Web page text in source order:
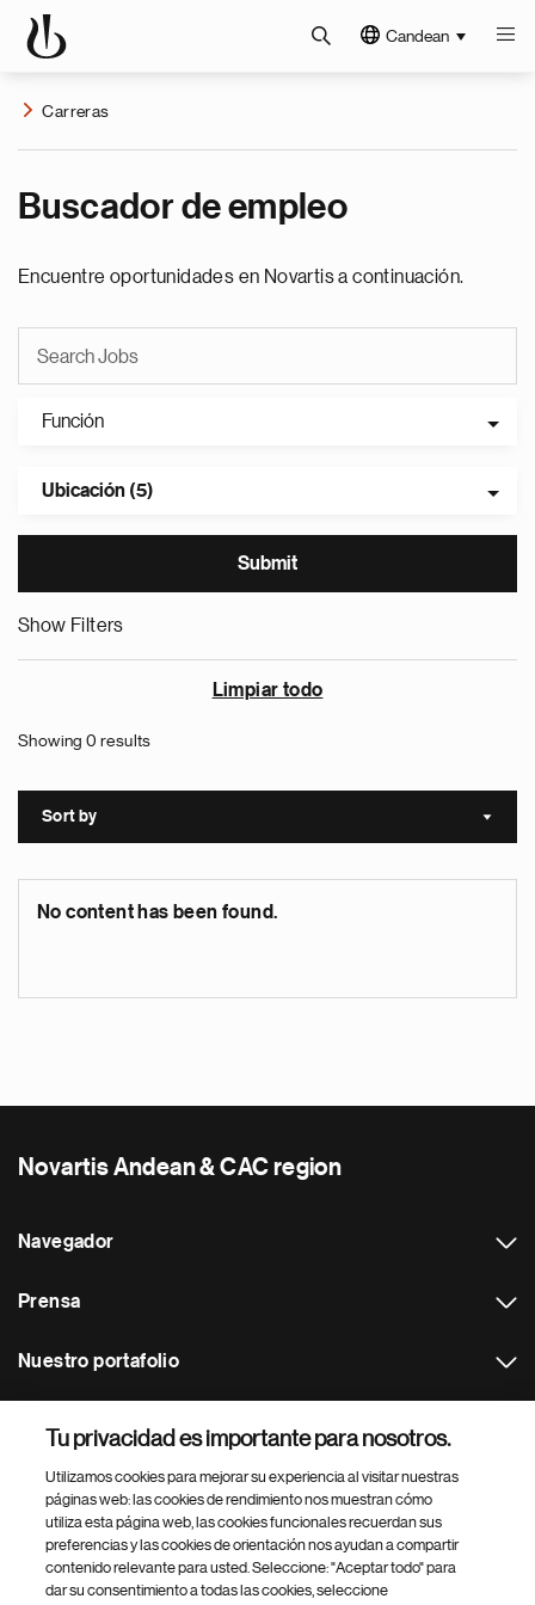
Candean
Carreras
Buscador de empleo
Encuentre oportunidades en Novartis a continuación.
Función
Ubicación (5)
Show Filters
Limpiar todo
Showing 0 results
Sort by Sort
No content has been found.
Novartis Andean & CAC region
Navegador
Prensa
Nuestro portafolio
Footer Site Search
Tu privacidad es importante para nosotros.
Utilizamos cookies para mejorar su experiencia al visitar nuestras
páginas web: las cookies de rendimiento nos muestran cómo
utiliza esta página web, las cookies funcionales recuerdan sus
preferencias y las cookies de orientación nos ayudan a compartir
contenido relevante para usted. Seleccione: "Aceptar todo" para
dar su consentimiento a todas las cookies, seleccione